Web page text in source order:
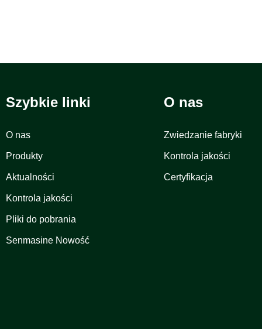
Szybkie linki
O nas
Produkty
Aktualności
Kontrola jakości
Pliki do pobrania
Senmasine Nowość
O nas
Zwiedzanie fabryki
Kontrola jakości
Certyfikacja